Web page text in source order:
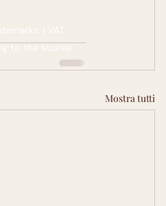
Mostra tutti
| VAT:
to the source.